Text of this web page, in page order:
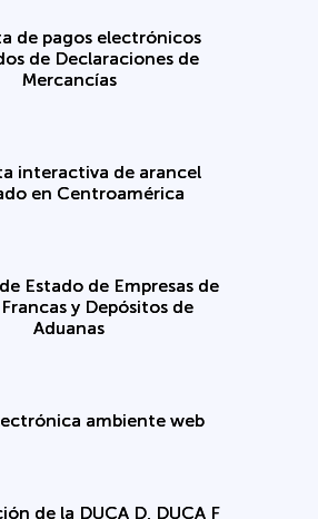
de pagos electrónicos
de Declaraciones de
Mercancías
interactiva de arancel
en Centroamérica
Estado de Empresas de
y Depósitos de
Aduanas
ambiente web
de la DUCA D, DUCA F